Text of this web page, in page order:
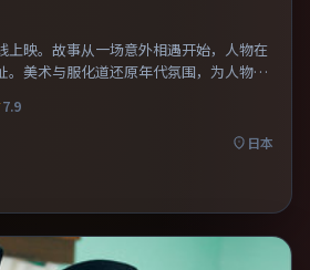
上映。故事从一场意外相遇开始，人物在
。美术与服化道还原年代氛围，为人物动
成度较高，适合周末一口气看完。
7.9
日本